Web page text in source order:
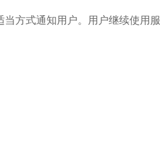
方式通知用户。用户继续使用服